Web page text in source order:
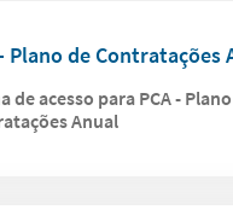
Plano de Contratações
de acesso para PCA -
Anual